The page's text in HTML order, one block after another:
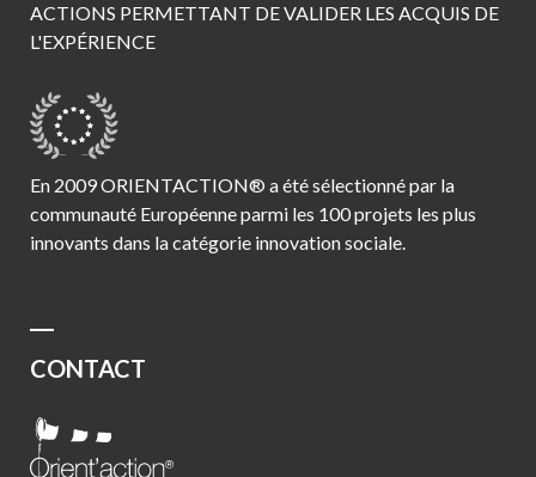
ACTIONS PERMETTANT DE VALIDER LES ACQUIS DE
L'EXPÉRIENCE
En 2009 ORIENTACTION® a été sélectionné par la
communauté Européenne parmi les 100 projets les plus
innovants dans la catégorie innovation sociale.
CONTACT